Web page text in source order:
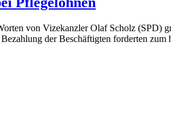
von Vizekanzler Olaf Scholz (SPD)
der Beschäftigten forderten